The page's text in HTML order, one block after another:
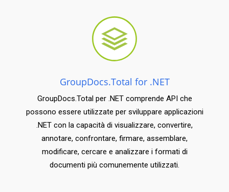
GroupDocs.Total for .NET
GroupDocs.Total per .NET comprende API che
possono essere utilizzate per sviluppare applicazioni
.NET con la capacità di visualizzare, convertire,
annotare, confrontare, firmare, assemblare,
modificare, cercare e analizzare i formati di
documenti più comunemente utilizzati.